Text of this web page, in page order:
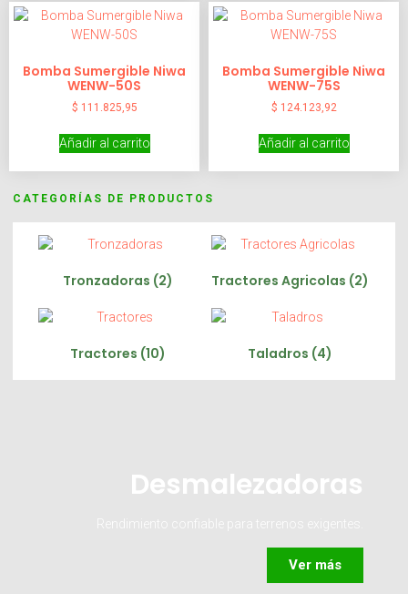
Bomba Sumergible Niwa
WENW-50S
$ 111.825,95
Añadir al carrito
Bomba Sumergible Niwa
WENW-75S
$ 124.123,92
Añadir al carrito
CATEGORÍAS DE PRODUCTOS
Tronzadoras (2) Tractores Agricolas (2)
Tractores (10) Taladros (4)
Desmalezadoras
Rendimiento confiable para terrenos exigentes.
Ver más